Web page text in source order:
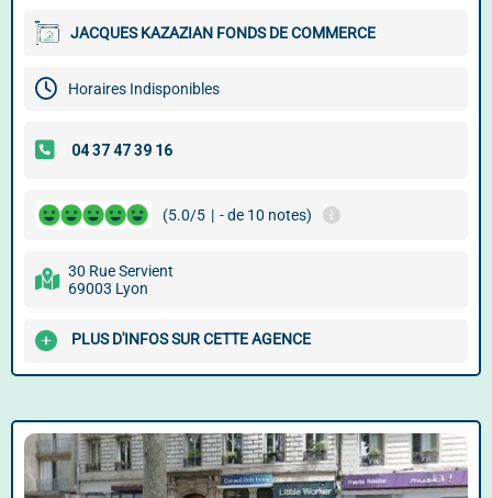
JACQUES KAZAZIAN FONDS DE COMMERCE
Horaires Indisponibles
(5.0/5 | - de 10 notes)
30 Rue Servient
69003 Lyon
PLUS D'INFOS SUR CETTE AGENCE